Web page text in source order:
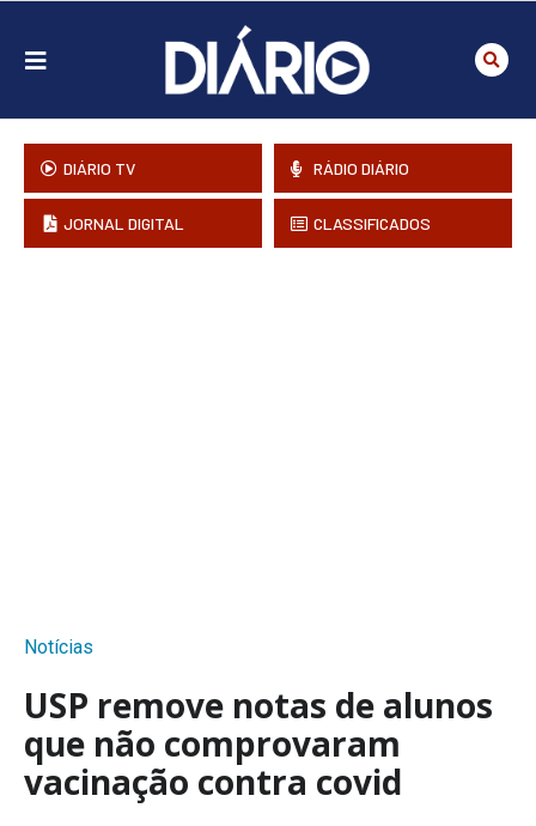
DIÁRIO TV RÁDIO DIÁRIO
JORNAL DIGITAL CLASSIFICADOS
Notícias
USP remove notas de alunos
que não comprovaram
vacinação contra covid